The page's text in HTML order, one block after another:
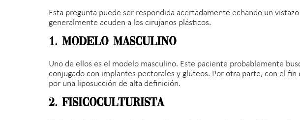
Esta pregunta puede ser respondida acertadamente echando un
generalmente acuden a los cirujanos plásticos.
1. Modelo masculino
Uno de ellos es el modelo masculino. Este paciente probablemente
conjugado con implantes pectorales y glúteos. Por otra parte, con el
por una liposucción de alta definición.
2. Fisicoculturista